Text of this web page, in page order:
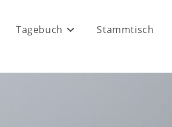
Tagebuch Stammtisch